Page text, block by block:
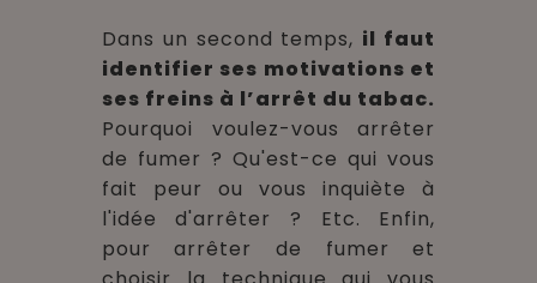
Dans un second temps, il faut
identifier ses motivations et
ses freins à l’arrêt du tabac.
Pourquoi voulez-vous arrêter
de fumer ? Qu'est-ce qui vous
fait peur ou vous inquiète à
l'idée d'arrêter ? Etc. Enfin,
pour arrêter de fumer et